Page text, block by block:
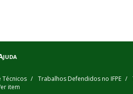
Técnicos Trabalhos Defendidos no IFPE
item